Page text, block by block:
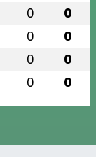
0 0
0 0
0 0
0 0